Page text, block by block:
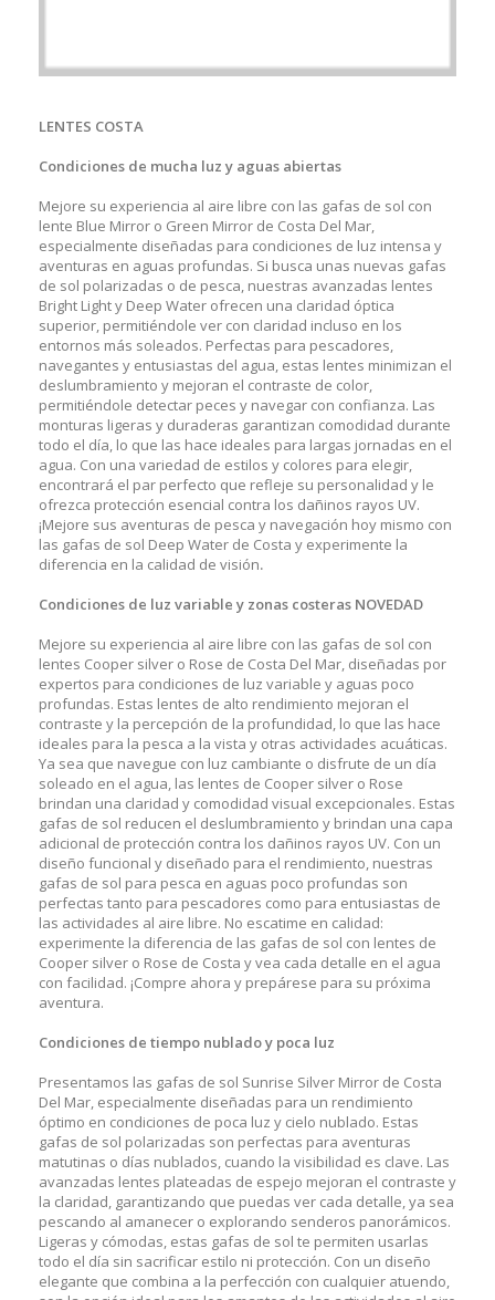
LENTES COSTA
Condiciones de mucha luz y aguas abiertas
Mejore su experiencia al aire libre con las gafas de sol con
lente Blue Mirror o Green Mirror de Costa Del Mar,
especialmente diseñadas para condiciones de luz intensa y
aventuras en aguas profundas. Si busca unas nuevas gafas
de sol polarizadas o de pesca, nuestras avanzadas lentes
Bright Light y Deep Water ofrecen una claridad óptica
superior, permitiéndole ver con claridad incluso en los
entornos más soleados. Perfectas para pescadores,
navegantes y entusiastas del agua, estas lentes minimizan el
deslumbramiento y mejoran el contraste de color,
permitiéndole detectar peces y navegar con confianza. Las
monturas ligeras y duraderas garantizan comodidad durante
todo el día, lo que las hace ideales para largas jornadas en el
agua. Con una variedad de estilos y colores para elegir,
encontrará el par perfecto que refleje su personalidad y le
ofrezca protección esencial contra los dañinos rayos UV.
¡Mejore sus aventuras de pesca y navegación hoy mismo con
las gafas de sol Deep Water de Costa y experimente la
diferencia en la calidad de visión.
Condiciones de luz variable y zonas costeras NOVEDAD
Mejore su experiencia al aire libre con las gafas de sol con
lentes Cooper silver o Rose de Costa Del Mar, diseñadas por
expertos para condiciones de luz variable y aguas poco
profundas. Estas lentes de alto rendimiento mejoran el
contraste y la percepción de la profundidad, lo que las hace
ideales para la pesca a la vista y otras actividades acuáticas.
Ya sea que navegue con luz cambiante o disfrute de un día
soleado en el agua, las lentes de Cooper silver o Rose
brindan una claridad y comodidad visual excepcionales. Estas
gafas de sol reducen el deslumbramiento y brindan una capa
adicional de protección contra los dañinos rayos UV. Con un
diseño funcional y diseñado para el rendimiento, nuestras
gafas de sol para pesca en aguas poco profundas son
perfectas tanto para pescadores como para entusiastas de
las actividades al aire libre. No escatime en calidad:
experimente la diferencia de las gafas de sol con lentes de
Cooper silver o Rose de Costa y vea cada detalle en el agua
con facilidad. ¡Compre ahora y prepárese para su próxima
aventura.
Condiciones de tiempo nublado y poca luz
Presentamos las gafas de sol Sunrise Silver Mirror de Costa
Del Mar, especialmente diseñadas para un rendimiento
óptimo en condiciones de poca luz y cielo nublado. Estas
gafas de sol polarizadas son perfectas para aventuras
matutinas o días nublados, cuando la visibilidad es clave. Las
avanzadas lentes plateadas de espejo mejoran el contraste y
la claridad, garantizando que puedas ver cada detalle, ya sea
pescando al amanecer o explorando senderos panorámicos.
Ligeras y cómodas, estas gafas de sol te permiten usarlas
todo el día sin sacrificar estilo ni protección. Con un diseño
elegante que combina a la perfección con cualquier atuendo,